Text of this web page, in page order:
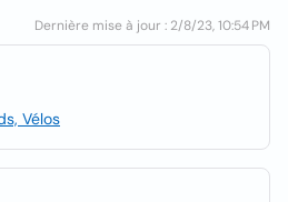
Dernière mise à jour : 2/8/23, 10:54 PM
Vélos